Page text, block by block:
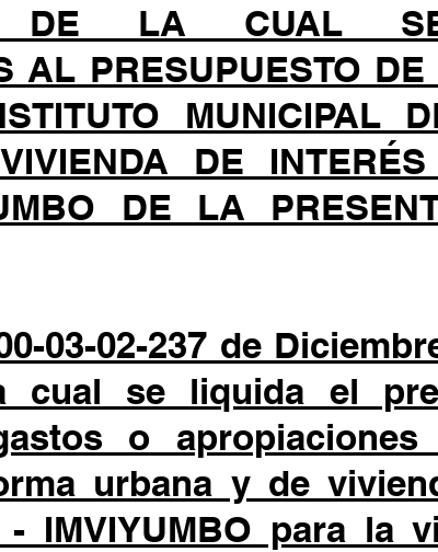
DE LA CUAL
AL PRESUPUESTO
MUNICIPAL
DE
DE LA
03-02-237 de
cual se liquida el
o
urbana y de
IMVIYUMBO para la